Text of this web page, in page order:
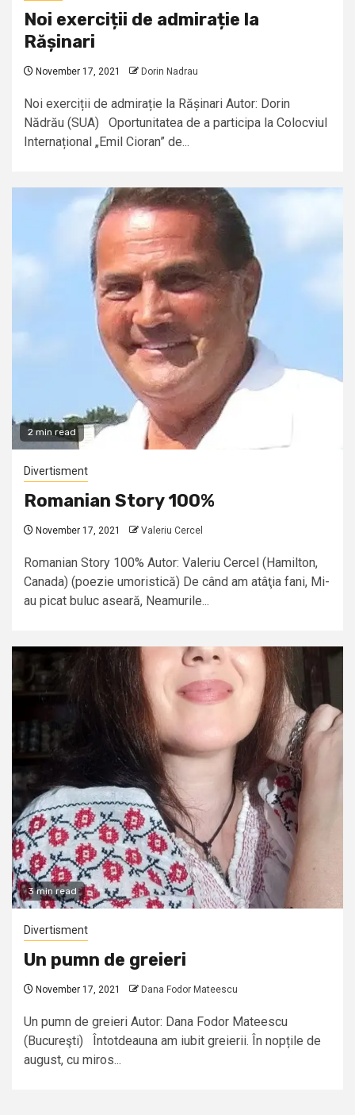
Noi exerciții de admirație la
Rășinari
November 17, 2021 Dorin Nadrau
Noi exerciții de admirație la Rășinari Autor: Dorin
Nădrău (SUA) Oportunitatea de a participa la Colocviul
Internațional „Emil Cioran” de...
2 min read
Divertisment
Romanian Story 100%
November 17, 2021 Valeriu Cercel
Romanian Story 100% Autor: Valeriu Cercel (Hamilton,
Canada) (poezie umoristică) De când am atâţia fani, Mi-
au picat buluc aseară, Neamurile...
3 min read
Divertisment
Un pumn de greieri
November 17, 2021 Dana Fodor Mateescu
Un pumn de greieri Autor: Dana Fodor Mateescu
(Bucureşti) Întotdeauna am iubit greierii. În nopțile de
august, cu miros...